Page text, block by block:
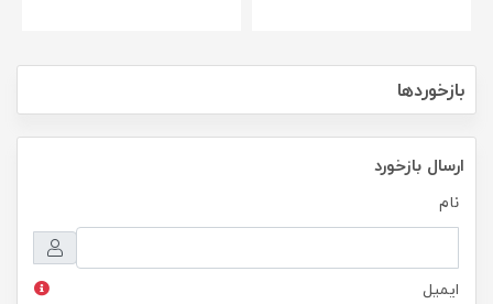
بازخوردها
ارسال بازخورد
نام
ایمیل